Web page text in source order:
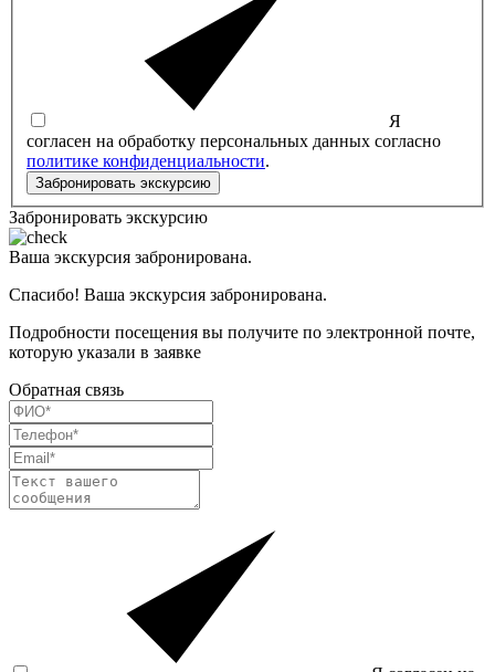
Я
согласен на обработку персональных данных согласно
политике конфиденциальности.
Забронировать экскурсию
Забронировать экскурсию
Ваша экскурсия забронирована.
Спасибо! Ваша экскурсия забронирована.
Подробности посещения вы получите по электронной почте,
которую указали в заявке
Обратная связь